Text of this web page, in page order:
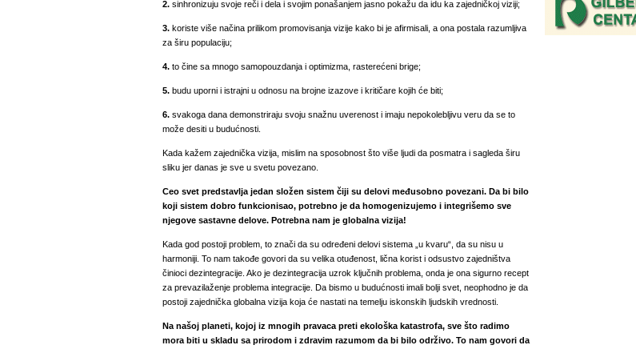
2. sinhronizuju svoje reči i dela i svojim ponašanjem jasno pokažu da idu ka zajedničkoj viziji;
3. koriste više načina prilikom promovisanja vizije kako bi je afirmisali, a ona postala razumljiva
za širu populaciju;
4. to čine sa mnogo samopouzdanja i optimizma, rasterećeni brige;
5. budu uporni i istrajni u odnosu na brojne izazove i kritičare kojih će biti;
6. svakoga dana demonstriraju svoju snažnu uverenost i imaju nepokolebljivu veru da se to
može desiti u budućnosti.
Kada kažem zajednička vizija, mislim na sposobnost što više ljudi da posmatra i sagleda širu
sliku jer danas je sve u svetu povezano.
Ceo svet predstavlja jedan složen sistem čiji su delovi međusobno povezani. Da bi bilo
koji sistem dobro funkcionisao, potrebno je da homogenizujemo i integrišemo sve
njegove sastavne delove. Potrebna nam je globalna vizija!
Kada god postoji problem, to znači da su određeni delovi sistema „u kvaru“, da su nisu u
harmoniji. To nam takođe govori da su velika otuđenost, lična korist i odsustvo zajedništva
činioci dezintegracije. Ako je dezintegracija uzrok ključnih problema, onda je ona sigurno recept
za prevazilaženje problema integracije. Da bismo u budućnosti imali bolji svet, neophodno je da
postoji zajednička globalna vizija koja će nastati na temelju iskonskih ljudskih vrednosti.
Na našoj planeti, kojoj iz mnogih pravaca preti ekološka katastrofa, sve što radimo
mora biti u skladu sa prirodom i zdravim razumom da bi bilo održivo. To nam govori da